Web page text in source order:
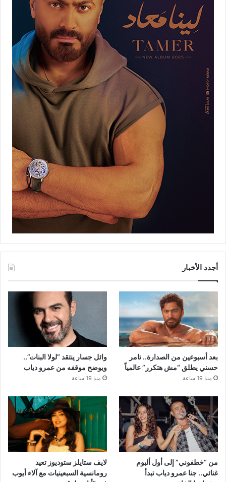
أجدد الأخبار
بعد أسبوعين من الصدارة.. تامر
حسني يطلق “مش هتكرر” عالمياً
منذ 19 ساعة
وائل جسار ينتقد “لولا البنات”..
ويوضح موقفه من عمرو دياب
منذ 19 ساعة
من “خطفوني” إلى أول ألبوم
غنائي.. جنا عمرو دياب تبدأ
لايف ستايلز ستوديوز تعيد
رومانسية السبعينيات مع آلاء أيوب